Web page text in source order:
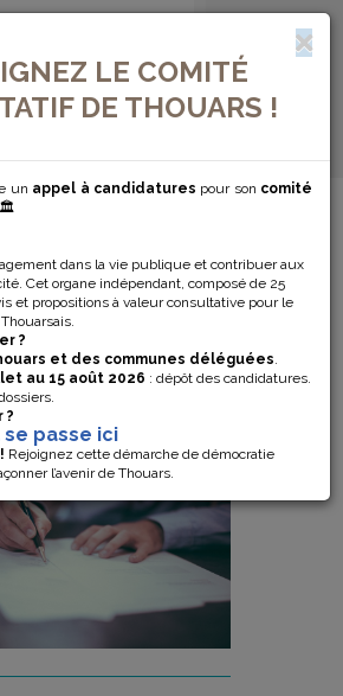
LE COMITÉ
DE THOUARS !
un appel à candidatures pour son comité
🏛️
dans la vie publique et contribuer aux
Cet organe indépendant, composé de 25
et propositions à valeur consultative pour le
?
et des communes déléguées.
au 15 août 2026 : dépôt des candidatures.
?
se passe ici
Rejoignez cette démarche de démocratie
l’avenir de Thouars.
DE NAVIGATION...
PAR